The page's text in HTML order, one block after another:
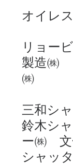
オイレ
リョー
製造㈱
㈱
三和シ
鈴木シ
ー㈱ 文
シャッ